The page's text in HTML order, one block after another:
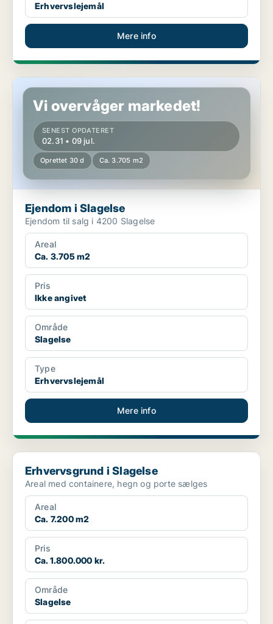
Erhvervslejemål
Mere info
Ejendom i Slagelse
Vi overvåger markedet!
SENEST OPDATERET
02.31 • 09 jul.
Oprettet 30 d Ca. 3.705 m2
Ejendom i Slagelse
Ejendom til salg i 4200 Slagelse
Areal
Ca. 3.705 m2
Pris
Ikke angivet
Område
Slagelse
Type
Erhvervslejemål
Mere info
Erhvervsgrund i Slagelse
Erhvervsgrund i Slagelse
Areal med containere, hegn og porte sælges
Areal
Ca. 7.200 m2
Pris
Ca. 1.800.000 kr.
Område
Slagelse